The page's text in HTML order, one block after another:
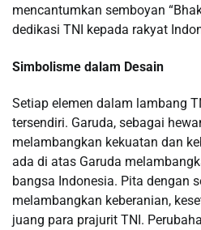
mencantumkan semboyan
dedikasi TNI kepada rakyat
Simbolisme dalam Desain
Setiap elemen dalam lambang
tersendiri. Garuda, sebagai
melambangkan kekuatan dan
ada di atas Garuda
bangsa Indonesia. Pita dengan
melambangkan keberanian,
juang para prajurit TNI.